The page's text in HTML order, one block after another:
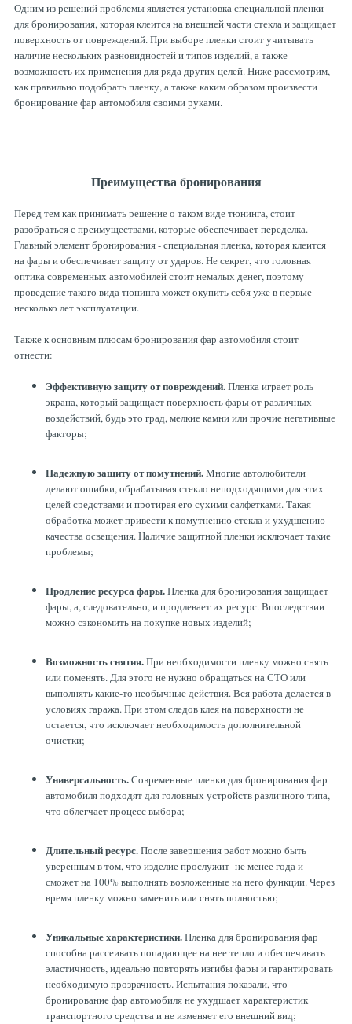
Одним из решений проблемы является установка специальной пленки
для бронирования, которая клеится на внешней части стекла и защищает
поверхность от повреждений. При выборе пленки стоит учитывать
наличие нескольких разновидностей и типов изделий, а также
возможность их применения для ряда других целей. Ниже рассмотрим,
как правильно подобрать пленку, а также каким образом произвести
бронирование фар автомобиля своими руками.
Преимущества бронирования
Перед тем как принимать решение о таком виде тюнинга, стоит
разобраться с преимуществами, которые обеспечивает переделка.
Главный элемент бронирования - специальная пленка, которая клеится
на фары и обеспечивает защиту от ударов. Не секрет, что головная
оптика современных автомобилей стоит немалых денег, поэтому
проведение такого вида тюнинга может окупить себя уже в первые
несколько лет эксплуатации.
Также к основным плюсам бронирования фар автомобиля стоит
отнести:
Эффективную защиту от повреждений.Пленка играет роль
экрана, который защищает поверхность фары от различных
воздействий, будь это град, мелкие камни или прочие негативные
факторы;
Надежную защиту от помутнений.Многие автолюбители
делают ошибки, обрабатывая стекло неподходящими для этих
целей средствами и протирая его сухими салфетками. Такая
обработка может привести к помутнению стекла и ухудшению
качества освещения. Наличие защитной пленки исключает такие
проблемы;
Продление ресурса фары.Пленка для бронирования защищает
фары, а, следовательно, и продлевает их ресурс. Впоследствии
можно сэкономить на покупке новых изделий;
Возможность снятия.При необходимости пленку можно снять
или поменять. Для этого не нужно обращаться на СТО или
выполнять какие-то необычные действия. Вся работа делается в
условиях гаража. При этом следов клея на поверхности не
остается, что исключает необходимость дополнительной
очистки;
Универсальность.Современные пленки для бронирования фар
автомобиля подходят для головных устройств различного типа,
что облегчает процесс выбора;
Длительный ресурс.После завершения работ можно быть
уверенным в том, что изделие прослужит не менее года и
сможет на 100% выполнять возложенные на него функции. Через
время пленку можно заменить или снять полностью;
Уникальные характеристики.Пленка для бронирования фар
способна рассеивать попадающее на нее тепло и обеспечивать
эластичность, идеально повторять изгибы фары и гарантировать
необходимую прозрачность. Испытания показали, что
бронирование фар автомобиля не ухудшает характеристик
транспортного средства и не изменяет его внешний вид;
ПРИВОДНОЙ РЕМЕНЬ
РОЛИКИ